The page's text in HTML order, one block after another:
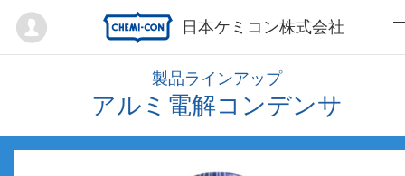
日本ケミコン株式会社
Mypage
製品ラインアップ
アルミ電解コンデンサ